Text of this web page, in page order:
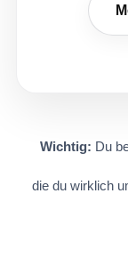
Wichtig: Du
die du wirklich